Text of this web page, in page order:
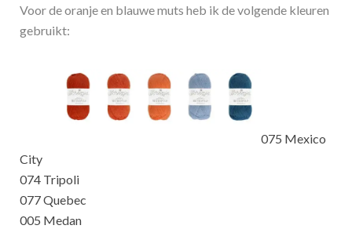
Voor de oranje en blauwe muts heb ik de volgende kleuren
gebruikt:
075 Mexico
City
074 Tripoli
077 Quebec
005 Medan